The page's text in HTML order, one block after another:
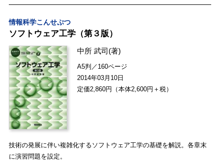
情報科学こんせぷつ
ソフトウェア工学（第３版）
中所 武司(著)
A5判／160ページ
2014年03月10日
定価2,860円（本体2,600円＋税）
技術の発展に伴い複雑化するソフトウェア工学の基礎を解説。各章末
に演習問題を設定。